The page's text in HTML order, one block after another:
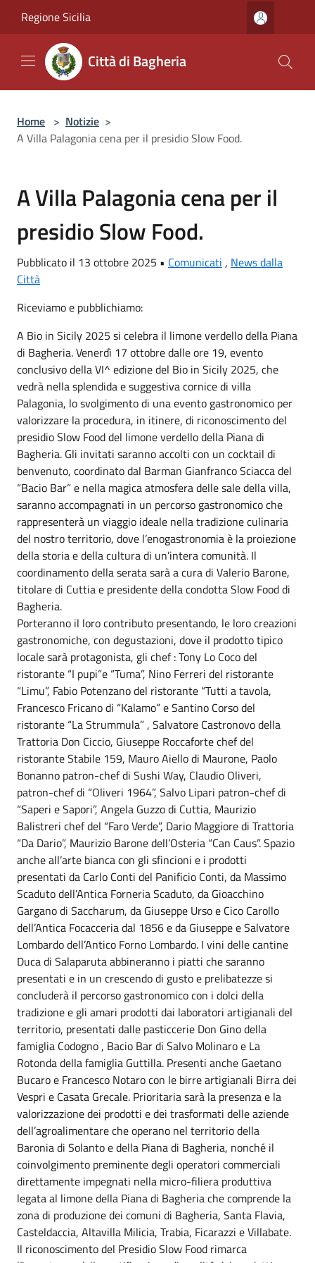
Regione Sicilia
Città di Bagheria
Home > Notizie >
A Villa Palagonia cena per il presidio Slow Food.
A Villa Palagonia cena per il
presidio Slow Food.
Pubblicato il 13 ottobre 2025 • Comunicati , News dalla
Città
Riceviamo e pubblichiamo:
A Bio in Sicily 2025 si celebra il limone verdello della Piana
di Bagheria. Venerdì 17 ottobre dalle ore 19, evento
conclusivo della VI^ edizione del Bio in Sicily 2025, che
vedrà nella splendida e suggestiva cornice di villa
Palagonia, lo svolgimento di una evento gastronomico per
valorizzare la procedura, in itinere, di riconoscimento del
presidio Slow Food del limone verdello della Piana di
Bagheria. Gli invitati saranno accolti con un cocktail di
benvenuto, coordinato dal Barman Gianfranco Sciacca del
“Bacio Bar” e nella magica atmosfera delle sale della villa,
saranno accompagnati in un percorso gastronomico che
rappresenterà un viaggio ideale nella tradizione culinaria
del nostro territorio, dove l’enogastronomia è la proiezione
della storia e della cultura di un’intera comunità. Il
coordinamento della serata sarà a cura di Valerio Barone,
titolare di Cuttia e presidente della condotta Slow Food di
Bagheria.
Porteranno il loro contributo presentando, le loro creazioni
gastronomiche, con degustazioni, dove il prodotto tipico
locale sarà protagonista, gli chef : Tony Lo Coco del
ristorante “I pupi”e “Tuma”, Nino Ferreri del ristorante
“Limu”, Fabio Potenzano del ristorante “Tutti a tavola,
Francesco Fricano di “Kalamo” e Santino Corso del
ristorante “La Strummula” , Salvatore Castronovo della
Trattoria Don Ciccio, Giuseppe Roccaforte chef del
ristorante Stabile 159, Mauro Aiello di Maurone, Paolo
Bonanno patron-chef di Sushi Way, Claudio Oliveri,
patron-chef di “Oliveri 1964”, Salvo Lipari patron-chef di
“Saperi e Sapori”, Angela Guzzo di Cuttia, Maurizio
Balistreri chef del “Faro Verde”, Dario Maggiore di Trattoria
“Da Dario”, Maurizio Barone dell’Osteria “Can Caus”. Spazio
anche all’arte bianca con gli sfincioni e i prodotti
presentati da Carlo Conti del Panificio Conti, da Massimo
Scaduto dell’Antica Forneria Scaduto, da Gioacchino
Gargano di Saccharum, da Giuseppe Urso e Cico Carollo
dell’Antica Focacceria dal 1856 e da Giuseppe e Salvatore
Lombardo dell’Antico Forno Lombardo. I vini delle cantine
Duca di Salaparuta abbineranno i piatti che saranno
presentati e in un crescendo di gusto e prelibatezze si
concluderà il percorso gastronomico con i dolci della
tradizione e gli amari prodotti dai laboratori artigianali del
territorio, presentati dalle pasticcerie Don Gino della
famiglia Codogno , Bacio Bar di Salvo Molinaro e La
Rotonda della famiglia Guttilla. Presenti anche Gaetano
Bucaro e Francesco Notaro con le birre artigianali Birra dei
Vespri e Casata Grecale. Prioritaria sarà la presenza e la
valorizzazione dei prodotti e dei trasformati delle aziende
dell’agroalimentare che operano nel territorio della
Baronia di Solanto e della Piana di Bagheria, nonché il
coinvolgimento preminente degli operatori commerciali
direttamente impegnati nella micro-filiera produttiva
legata al limone della Piana di Bagheria che comprende la
zona di produzione dei comuni di Bagheria, Santa Flavia,
Casteldaccia, Altavilla Milicia, Trabia, Ficarazzi e Villabate.
Il riconoscimento del Presidio Slow Food rimarca